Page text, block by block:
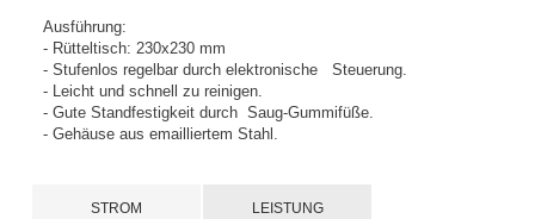
Ausführung:
- Rütteltisch: 230x230 mm
- Stufenlos regelbar durch elektronische Steuerung.
- Leicht und schnell zu reinigen.
- Gute Standfestigkeit durch Saug-Gummifüße.
- Gehäuse aus emailliertem Stahl.
STROM LEISTUNG